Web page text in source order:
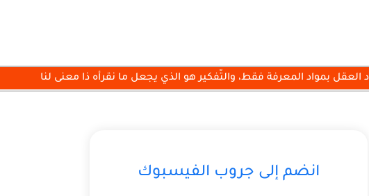
العقل بمواد المعرفة فقط، والتّفكير هو الذي يجعل ما نقرأه ذا معنى لنا
انضم إلى جروب الفيسبوك